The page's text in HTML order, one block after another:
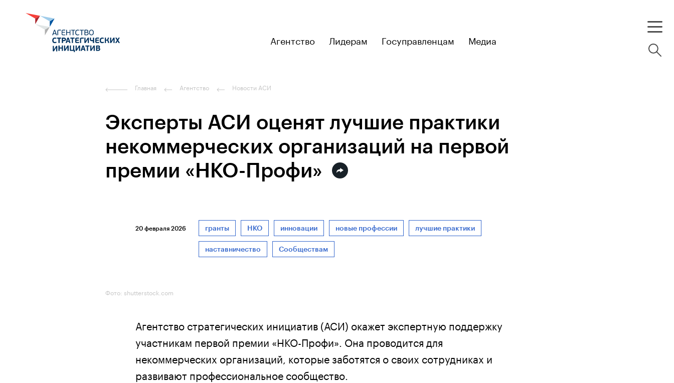
Агентство Лидерам Госуправленцам Медиа
Главная Агентство Новости АСИ
Эксперты АСИ оценят лучшие практики
некоммерческих организаций на первой
премии «НКО-Профи»
20 февраля 2026 гранты НКО инновации новые профессии лучшие практики
наставничество Сообществам
Фото: shutterstock.com
Агентство стратегических инициатив (АСИ) окажет экспертную поддержку
участникам первой премии «НКО-Профи». Она проводится для
некоммерческих организаций, которые заботятся о своих сотрудниках и
развивают профессиональное сообщество.